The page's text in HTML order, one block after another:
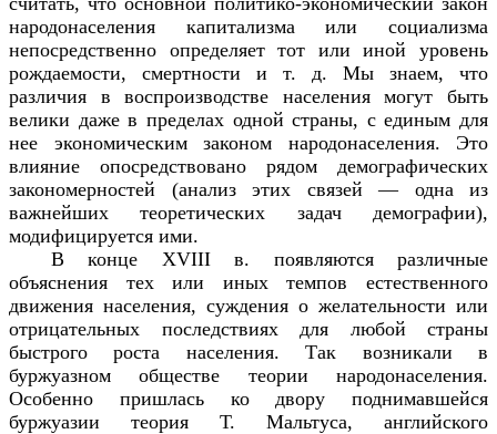
народонаселения капитализма или социализма
непосредственно определяет тот или иной уровень
рождаемости, смертности и т. д. Мы знаем, что
различия в воспроизводстве населения могут быть
велики даже в пределах одной страны, с единым для
нее экономическим законом народонаселения. Это
влияние опосредствовано рядом демографических
закономерностей (анализ этих связей — одна из
важнейших теоретических задач демографии),
модифицируется ими.
В конце XVIII в. появляются различные
объяснения тех или иных темпов естественного
движения населения, суждения о желательности или
отрицательных последствиях для любой страны
быстрого роста населения. Так возникали в
буржуазном обществе теории народонаселения.
Особенно пришлась ко двору поднимавшейся
буржуазии теория Т. Мальтуса, английского